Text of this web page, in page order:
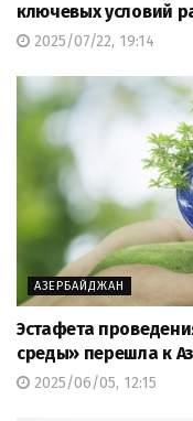
ключевых условий
2025/07/22, 19:14
АЗЕРБАЙДЖАН
Эстафета
среды» перешла к
2025/06/05, 12:15